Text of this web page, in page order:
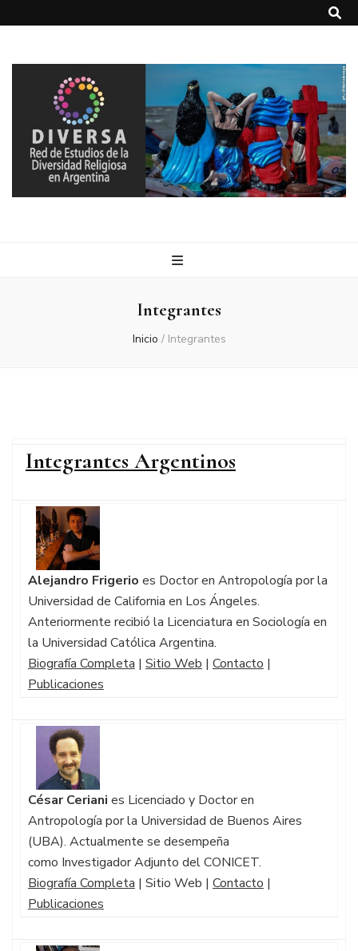
Integrantes
Inicio / Integrantes
Integrantes Argentinos
Alejandro Frigerio es Doctor en Antropología por la
Universidad de California en Los Ángeles.
Anteriormente recibió la Licenciatura en Sociología en
la Universidad Católica Argentina.
Biografía Completa | Sitio Web | Contacto |
Publicaciones
César Ceriani es Licenciado y Doctor en
Antropología por la Universidad de Buenos Aires
(UBA). Actualmente se desempeña
como Investigador Adjunto del CONICET.
Biografía Completa | Sitio Web | Contacto |
Publicaciones